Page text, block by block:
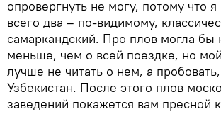
опровергнуть не могу, потому что
всего два – по-видимому,
самаркандский. Про плов могла бы
меньше, чем о всей поездке, но
лучше не читать о нем, а
Узбекистан. После этого плов
заведений покажется вам пресной